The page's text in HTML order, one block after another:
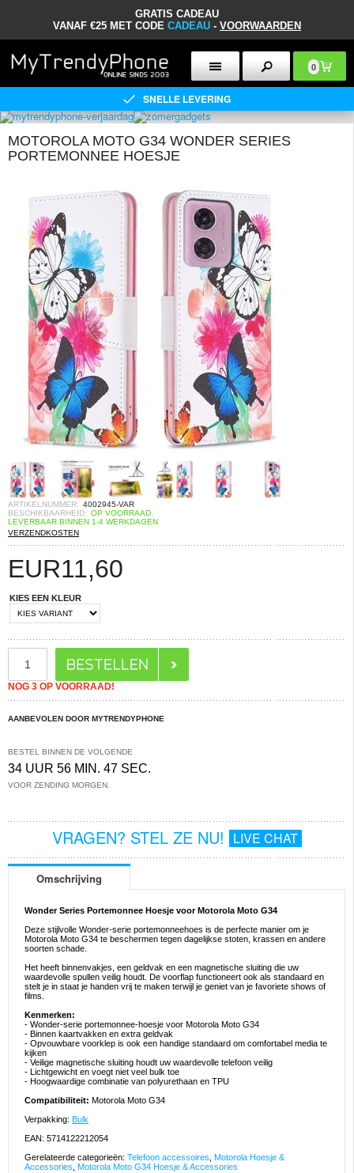
GRATIS CADEAU
VANAF €25 MET CODE CADEAU - VOORWAARDEN
0
SNELLE LEVERING
MOTOROLA MOTO G34 WONDER SERIES
PORTEMONNEE HOESJE
ARTIKELNUMMER: 4002945-VAR
BESCHIKBAARHEID: OP VOORRAAD.
LEVERBAAR BINNEN 1-4 WERKDAGEN
VERZENDKOSTEN
EUR11,60
KIES EEN KLEUR
NOG 3 OP VOORRAAD!
AANBEVOLEN DOOR MYTRENDYPHONE
BESTEL BINNEN DE VOLGENDE
34 UUR 56 MIN. 46 SEC.
VOOR ZENDING MORGEN.
VRAGEN? STEL ZE NU! LIVE CHAT
Omschrijving
Wonder Series Portemonnee Hoesje voor Motorola Moto G34
Deze stijlvolle Wonder-serie portemonneehoes is de perfecte manier om je
Motorola Moto G34 te beschermen tegen dagelijkse stoten, krassen en andere
soorten schade.
Het heeft binnenvakjes, een geldvak en een magnetische sluiting die uw
waardevolle spullen veilig houdt. De voorflap functioneert ook als standaard en
stelt je in staat je handen vrij te maken terwijl je geniet van je favoriete shows of
films.
Kenmerken:
- Wonder-serie portemonnee-hoesje voor Motorola Moto G34
- Binnen kaartvakken en extra geldvak
- Opvouwbare voorklep is ook een handige standaard om comfortabel media te
kijken
- Veilige magnetische sluiting houdt uw waardevolle telefoon veilig
- Lichtgewicht en voegt niet veel bulk toe
- Hoogwaardige combinatie van polyurethaan en TPU
Compatibiliteit: Motorola Moto G34
Verpakking: Bulk
EAN: 5714122212054
Gerelateerde categorieën: Telefoon accessoires
Motorola Hoesje &
Accessories
Motorola Moto G34 Hoesje & Accessories